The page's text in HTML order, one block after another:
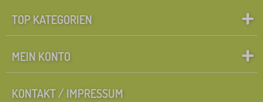
TOP KATEGORIEN
MEIN KONTO
KONTAKT / IMPRESSUM